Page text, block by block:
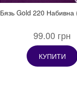
Бязь Gold 220 Набивна
99.00 грн
КУПИТИ